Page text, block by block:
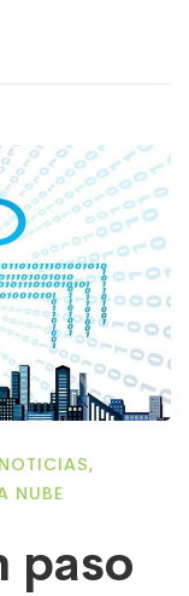
NOTICIAS,
NUBE
paso